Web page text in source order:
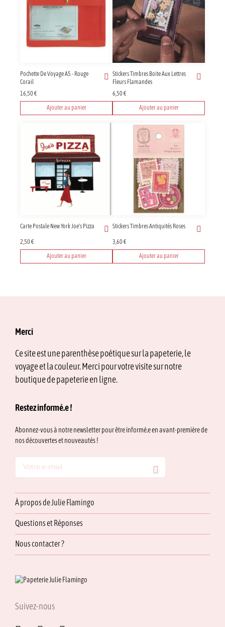
Pochette De Voyage A5 - Rouge
Corail
16,50€
Ajouter au panier
Stickers Timbres Boite Aux Lettres
Fleurs Flamandes
6,50€
Ajouter au panier
Carte Postale New York Joe's Pizza
2,50€
Ajouter au panier
Stickers Timbres Antiquités Roses
3,60€
Ajouter au panier
Merci
Ce site est une parenthèse poétique sur la papeterie, le
voyage et la couleur. Merci pour votre visite sur notre
boutique de papeterie en ligne.
Restez informé.e !
Abonnez-vous à notre newsletter pour être informé.e en avant-première de
nos découvertes et nouveautés !
À propos de Julie Flamingo
Questions et Réponses
Nous contacter ?
Suivez-nous